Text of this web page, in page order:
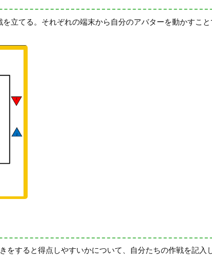
立てる。それぞれの端末から自分のアバターを動かすこ
をすると得点しやすいかについて、自分たちの作戦を記入